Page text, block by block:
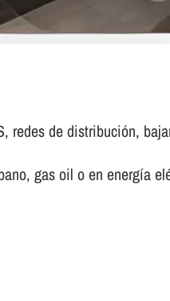
redes de distribución,
gas oil o en energí­a